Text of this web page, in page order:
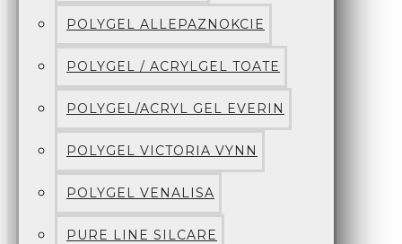
POLYGEL ALLEPAZNOKCIE
POLYGEL / ACRYLGEL TOATE
POLYGEL/ACRYL GEL EVERIN
POLYGEL VICTORIA VYNN
POLYGEL VENALISA
PURE LINE SILCARE